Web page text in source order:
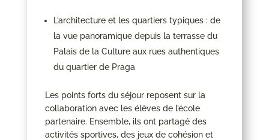
L’architecture et les quartiers typiques : de
la vue panoramique depuis la terrasse du
Palais de la Culture aux rues authentiques
du quartier de Praga
Les points forts du séjour reposent sur la
collaboration avec les élèves de l’école
partenaire. Ensemble, ils ont partagé des
activités sportives, des jeux de cohésion et